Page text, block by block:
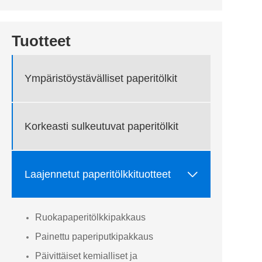
Tuotteet
Ympäristöystävälliset paperitölkit
Korkeasti sulkeutuvat paperitölkit
Laajennetut paperitölkkituotteet 
Ruokapaperitölkkipakkaus
Painettu paperiputkipakkaus
Päivittäiset kemialliset ja